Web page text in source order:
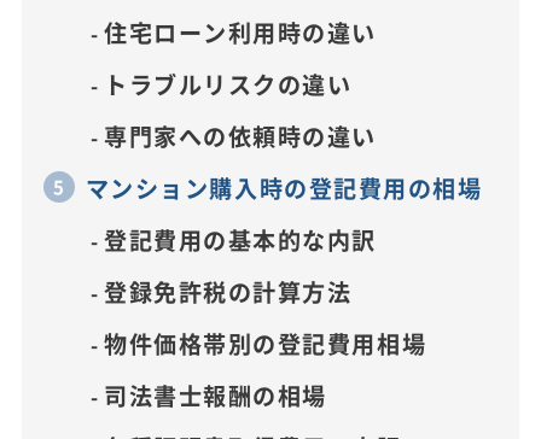
住宅ローン利用時の違い
トラブルリスクの違い
専門家への依頼時の違い
マンション購入時の登記費用の相場
登記費用の基本的な内訳
登録免許税の計算方法
物件価格帯別の登記費用相場
司法書士報酬の相場